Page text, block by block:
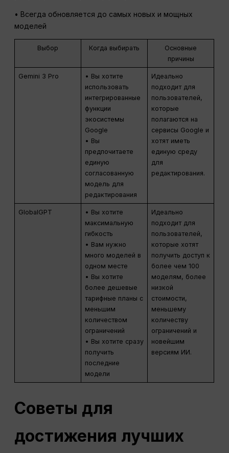
• Всегда обновляется до самых новых и мощных
моделей
Выбор Когда выбирать
Основные
причины
Gemini 3 Pro
• Вы хотите
использовать
интегрированные
функции
экосистемы
Google
• Вы
предпочитаете
единую
согласованную
модель для
редактирования
Идеально
подходит для
пользователей,
которые
полагаются на
сервисы Google и
хотят иметь
единую среду
для
редактирования.
GlobalGPT
• Вы хотите
максимальную
гибкость
• Вам нужно
много моделей в
одном месте
• Вы хотите
более дешевые
тарифные планы с
меньшим
количеством
ограничений
• Вы хотите сразу
получить
последние
модели
Идеально
подходит для
пользователей,
которые хотят
получить доступ к
более чем 100
моделям, более
низкой
стоимости,
меньшему
количеству
ограничений и
новейшим
версиям ИИ.
Советы для
достижения лучших